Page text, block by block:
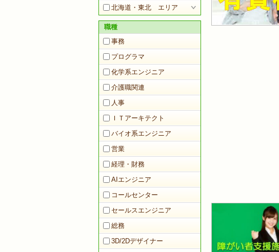
北海道・東北 エリア
職種
事務
プログラマ
化学系エンジニア
介護職関連
人事
ＩＴアーキテクト
バイオ系エンジニア
営業
経理・財務
AIエンジニア
コールセンター
セールスエンジニア
総務
3D/2Dデザイナー